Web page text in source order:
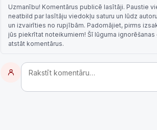
Uzmanību! Komentārus publicē lasītāji. Paustie
neatbild par lasītāju viedokļu saturu un lūdz
un izvairīties no rupjībām. Padomājiet, pirms
jūs piekrītat noteikumiem! Šī lūguma
atstāt komentārus.